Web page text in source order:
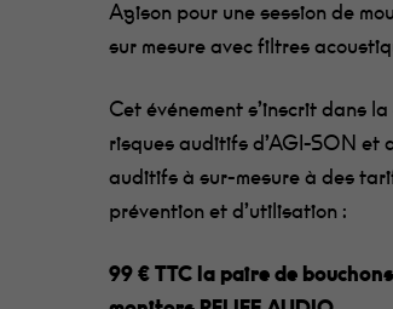
Agison pour une session de
sur mesure avec filtres
Cet événement s’inscrit dans
risques auditifs d’AGI-SON et
auditifs à sur-mesure à des
prévention et d’utilisation :
99 € TTC la paire de